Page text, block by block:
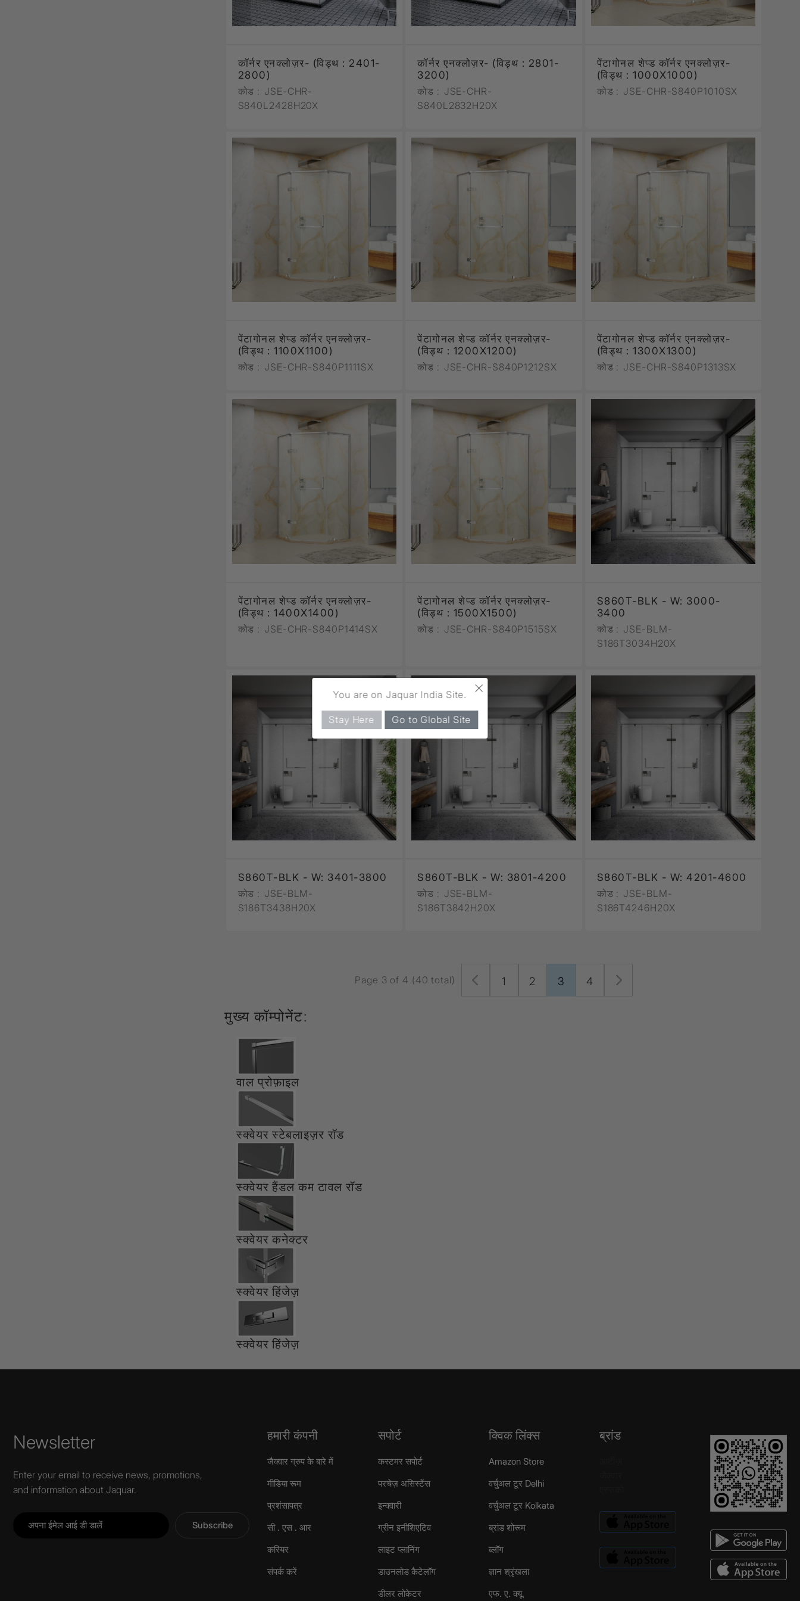
कॉर्नर एनक्लोज़र- (विड्थ : 2401-
2800)
कोड : JSE-CHR-
S840L2428H20X
कॉर्नर एनक्लोज़र- (विड्थ : 2801-
3200)
कोड : JSE-CHR-
S840L2832H20X
पेंटागोनल शेप्ड कॉर्नर एनक्लोज़र-
(विड्थ : 1000X1000)
कोड : JSE-CHR-S840P1010SX
पेंटागोनल शेप्ड कॉर्नर एनक्लोज़र-
(विड्थ : 1100X1100)
कोड : JSE-CHR-S840P1111SX
पेंटागोनल शेप्ड कॉर्नर एनक्लोज़र-
(विड्थ : 1200X1200)
कोड : JSE-CHR-S840P1212SX
पेंटागोनल शेप्ड कॉर्नर एनक्लोज़र-
(विड्थ : 1300X1300)
कोड : JSE-CHR-S840P1313SX
पेंटागोनल शेप्ड कॉर्नर एनक्लोज़र-
(विड्थ : 1400X1400)
कोड : JSE-CHR-S840P1414SX
पेंटागोनल शेप्ड कॉर्नर एनक्लोज़र-
(विड्थ : 1500X1500)
कोड : JSE-CHR-S840P1515SX
S860T-BLK - W: 3000-
3400
कोड : JSE-BLM-
S186T3034H20X
S860T-BLK - W: 3401-3800
कोड : JSE-BLM-
S186T3438H20X
S860T-BLK - W: 3801-4200
कोड : JSE-BLM-
S186T3842H20X
S860T-BLK - W: 4201-4600
कोड : JSE-BLM-
S186T4246H20X
Page 3 of 4 (40 total) 1 2 3 4
मुख्य कॉम्पोनेंट:
वाल प्रोफ़ाइल
स्क्वेयर स्टेबलाइज़र रॉड
स्क्वेयर हैंडल कम टावल रॉड
स्क्वेयर कनेक्टर
स्क्वेयर हिंजेज़
स्क्वेयर हिंजेज़
Newsletter
Enter your email to receive news, promotions,
and information about Jaquar.
Subscribe
हमारी कंपनी
जैक्वार ग्रुप के बारे में
मीडिया रूम
प्रशंसापत्र
सी . एस . आर
करियर
संपर्क करें
सपोर्ट
कस्टमर सपोर्ट
परचेज़ असिस्टेंस
इन्क्वारी
ग्रीन इनीशिएटिव
लाइट प्लानिंग
डाउनलोड कैटेलॉग
डीलर लोकेटर
क्विक लिंक्स
Amazon Store
वर्चुअल टूर Delhi
वर्चुअल टूर Kolkata
ब्रांड शोरूम
ब्लॉग
ज्ञान श्रृंखला
एफ. ए. क्यू.
ब्रांड
×
You are on Jaquar India Site.
Stay Here Go to Global Site